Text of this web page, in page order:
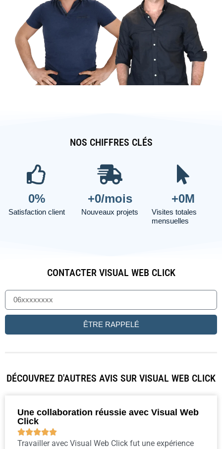
NOS CHIFFRES CLÉS
Satisfaction client
0%
Nouveaux projets
+0/mois
Visites totales
mensuelles
+0M
CONTACTER VISUAL WEB CLICK
ÊTRE RAPPELÉ
DÉCOUVREZ D'AUTRES AVIS SUR VISUAL WEB CLICK
Une collaboration réussie avec Visual Web
Click

Travailler avec Visual Web Click fut une expérience